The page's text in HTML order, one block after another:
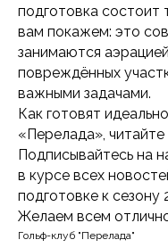
подготовка состоит
вам покажем: это
занимаются
повреждённых
важными задачами.
Как готовят
«Перелада»,
Подписывайтесь на
в курсе всех
подготовке к сезону
Желаем всем
Гольф-клуб "Перелада"